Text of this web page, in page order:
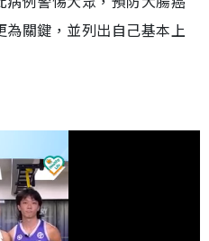
關鍵，並列出自己基本上